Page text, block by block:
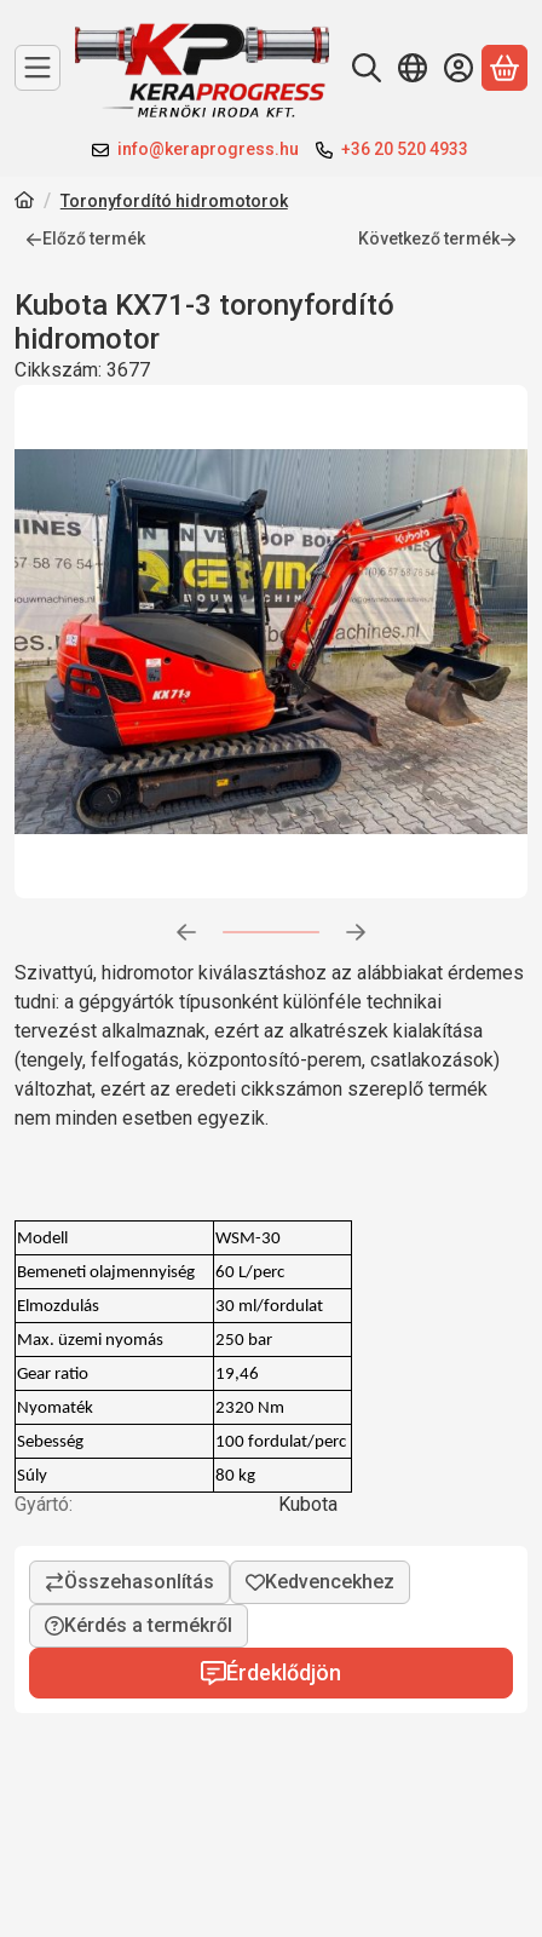
info@keraprogress.hu +36 20 520 4933
A
Toronyfordító hidromotorok
Előző termék
Következő termék
Kubota KX71-3 toronyfordító
hidromotor
Cikkszám: 3677
Szivattyú, hidromotor kiválasztáshoz az alábbiakat érdemes
tudni: a gépgyártók típusonként különféle technikai
tervezést alkalmaznak, ezért az alkatrészek kialakítása
(tengely, felfogatás, központosító-perem, csatlakozások)
változhat, ezért az eredeti cikkszámon szereplő termék
nem minden esetben egyezik.
Modell
WSM-30
Bemeneti olajmennyiség
60 L/perc
Elmozdulás
30 ml/fordulat
Max. üzemi nyomás
250 bar
Gear ratio
19,46
Nyomaték
2320 Nm
Sebesség
100 fordulat/perc
Súly
80 kg
Gyártó: Kubota
Kérdés a termékről
Érdeklődjön